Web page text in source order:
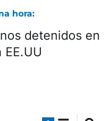
hora:
detenidos en